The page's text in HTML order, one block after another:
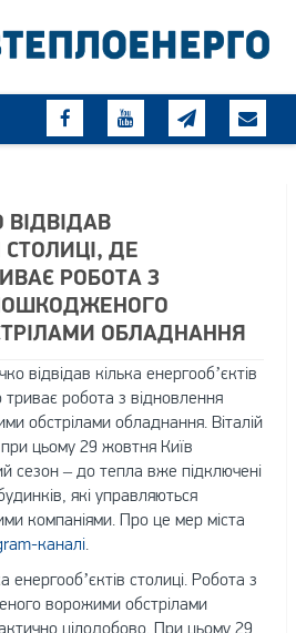
ВІДВІДАВ
СТОЛИЦІ, ДЕ
РОБОТА З
ОБЛАДНАННЯ
відвідав кілька енергооб’єктів
триває робота з відновлення
обстрілами обладнання. Віталій
цьому 29 жовтня Київ
сезон – до тепла вже підключені
які управляються
компаніями. Про це мер міста
каналі.
енергооб’єктів столиці. Робота з
ворожими обстрілами
цілодобово. При цьому 29